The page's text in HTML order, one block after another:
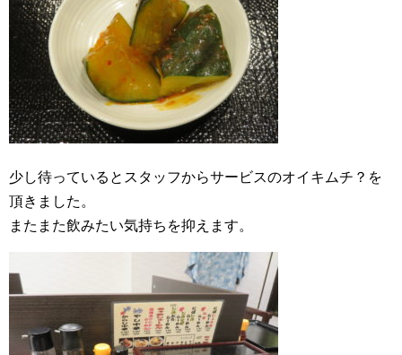
少し待っているとスタッフからサービスのオイキムチ？を
頂きました。
またまた飲みたい気持ちを抑えます。